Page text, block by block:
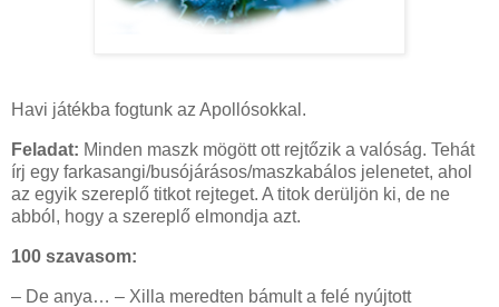
Havi játékba fogtunk az Apollósokkal.
Feladat: Minden maszk mögött ott rejtőzik a valóság. Tehát
írj egy farkasangi/busójárásos/maszkabálos jelenetet, ahol
az egyik szereplő titkot rejteget. A titok derüljön ki, de ne
abból, hogy a szereplő elmondja azt.
100 szavasom:
– De anya… – Xilla meredten bámult a felé nyújtott